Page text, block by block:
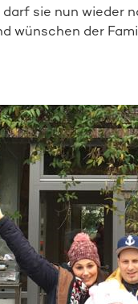
sie nun wieder
wünschen der